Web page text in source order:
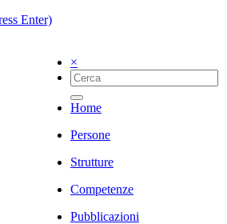
Enter)
×
Home
Persone
Strutture
Competenze
Pubblicazioni